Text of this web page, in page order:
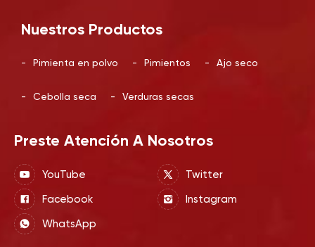
Nuestros Productos
- Pimienta en polvo - Pimientos - Ajo seco
- Cebolla seca - Verduras secas
Preste Atención A Nosotros
YouTube
Twitter
Facebook
Instagram
WhatsApp